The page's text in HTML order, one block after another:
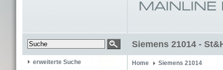
Siemens 21014 -
erweiterte Suche Home Siemens 21014